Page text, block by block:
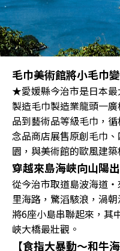
毛巾美術館將小毛巾
★愛媛縣今治市是日本
製造毛巾製造業龍頭一
品到藝術品等級毛巾，
念品商店展售原創毛巾
園，與美術館的歐風建
穿越來島海峽向山陽
從今治市取道島波海道
里海路，驚滔駭浪，渦
將6座小島串聯起來，其
峽大橋最壯觀。
【食指大暴動～和牛